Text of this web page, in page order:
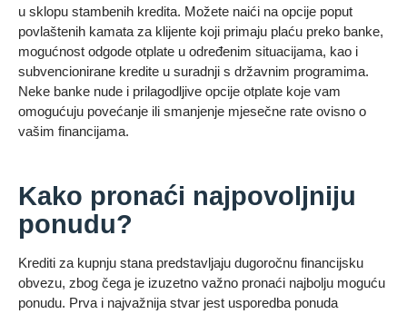
u sklopu stambenih kredita. Možete naići na opcije poput
povlaštenih kamata za klijente koji primaju plaću preko banke,
mogućnost odgode otplate u određenim situacijama, kao i
subvencionirane kredite u suradnji s državnim programima.
Neke banke nude i prilagodljive opcije otplate koje vam
omogućuju povećanje ili smanjenje mjesečne rate ovisno o
vašim financijama.
Kako pronaći najpovoljniju
ponudu?
Krediti za kupnju stana predstavljaju dugoročnu financijsku
obvezu, zbog čega je izuzetno važno pronaći najbolju moguću
ponudu. Prva i najvažnija stvar jest usporedba ponuda